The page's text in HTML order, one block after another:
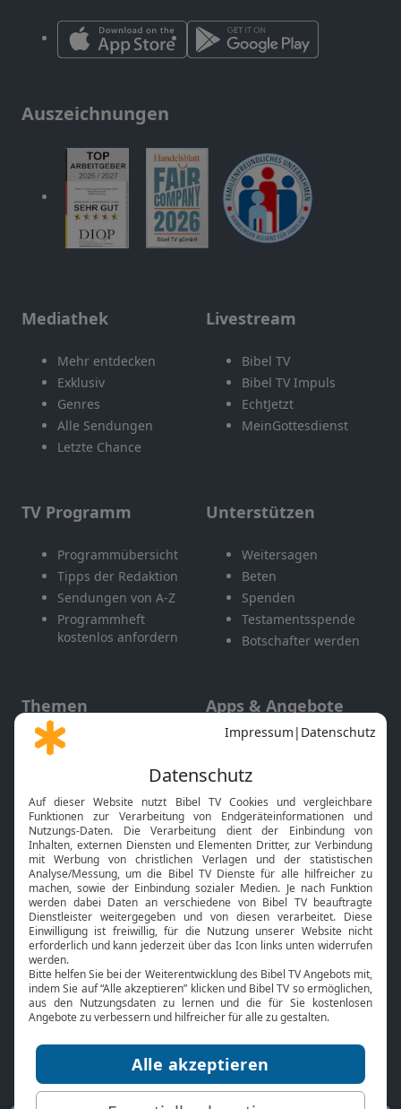
Auszeichnungen
Mediathek
Mehr entdecken
Exklusiv
Genres
Alle Sendungen
Letzte Chance
Livestream
Bibel TV
Bibel TV Impuls
EchtJetzt
MeinGottesdienst
TV Programm
Programmübersicht
Tipps der Redaktion
Sendungen von A-Z
Programmheft
kostenlos anfordern
Unterstützen
Weitersagen
Beten
Spenden
Testamentsspende
Botschafter werden
Themen
Gott und Bibel erklärt
Neuigkeiten
Apps & Angebote
Mobile App
Smart TV
HbbTV
Bibelthek Online-Bibel
Nächster Gottesdienst
Bibel TV
Über uns
Jobs
Mediadaten
Service
Kontakt
TV-Empfang